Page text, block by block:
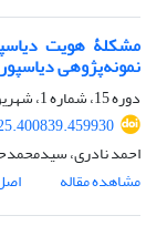
مشکلۀ هویت
نمونه‌پژوهی
دوره 15، شماره 1، شهریور 1404، صفحه
احمد نادری،
مشاهده مقاله